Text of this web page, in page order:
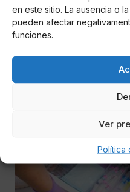
en este sitio. La ausencia o
pueden afectar
funciones.
Ver
Política
Abascal
Vox puede correr la misma